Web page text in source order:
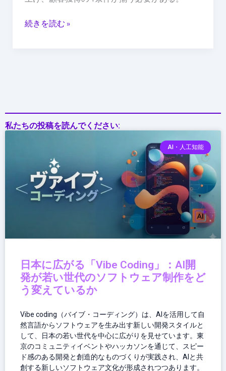
装
続きを読む »
私たちの投稿を読んでください:
AI・人工知能
日本に広がる「Vibe Coding」：AI開
発が若い世代のソフトウェア制作をど
う変えているか
Vibe coding（バイブ・コーディング）は、AIを活用して自
然言語からソフトウェアを生み出す新しい開発スタイルと
して、日本の若い世代を中心に広がりを見せています。東
京のコミュニティイベントやハッカソンを通じて、スピー
ド感のある開発と創造的なものづくりが実践され、AIと共
創する新しいソフトウェア文化が形成されつつあります。